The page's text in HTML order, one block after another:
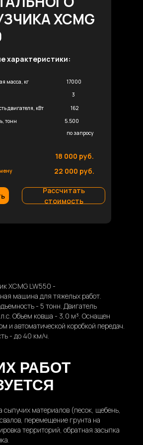
XCMG
характеристики:
22 000 руб.
18 000 руб.
масса, кг
17000
3
двигателя, кВт
162
тонн
5.500
по запросу
Рассчитать
стоимость
XCMG LW550 -
машина для тяжелых работ.
- 5 тонн. Двигатель
Объем ковша - 3,0 м³. Оснащен
и автоматической коробкой передач.
- до 40 км/ч.
РАБОТ
сыпучих материалов (песок, щебень,
перемещение грунта на
территорий, обратная засыпка